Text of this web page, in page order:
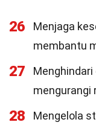
26
Menjaga
membantu
27
mengurangi
28
Mengelola